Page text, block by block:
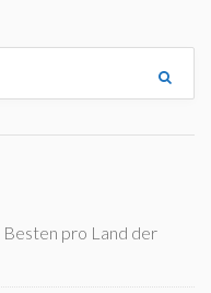
Besten pro Land der